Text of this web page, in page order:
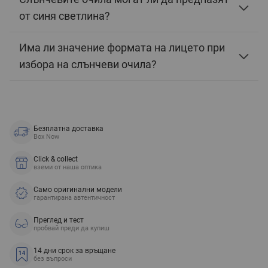
от синя светлина?
Има ли значение формата на лицето при
избора на слънчеви очила?
Безплатна доставка
Box Now
Click & collect
вземи от наша оптика
Само оригинални модели
гарантирана автентичност
Преглед и тест
пробвай преди да купиш
14 дни срок за връщане
без въпроси